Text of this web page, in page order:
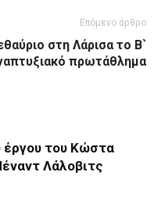
Επόμενο άρθρο
στη Λάρισα το Β`
πρωτάθλημα
έργου του Κώστα
Λάλοβιτς